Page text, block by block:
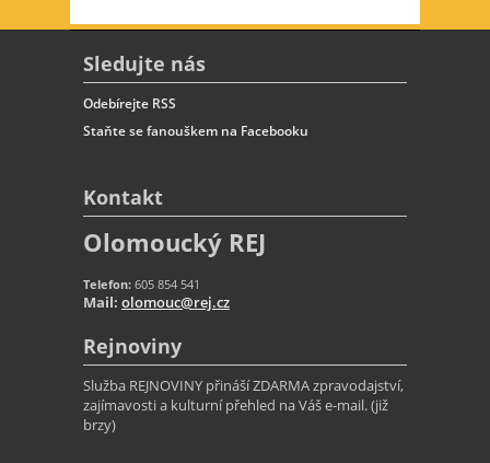
Sledujte nás
Odebírejte RSS
Staňte se fanouškem na Facebooku
Kontakt
Olomoucký REJ
Telefon: 605 854 541
Mail: olomouc@rej.cz
Rejnoviny
Služba REJNOVINY přináší ZDARMA zpravodajství,
zajímavosti a kulturní přehled na Váš e-mail. (již
brzy)